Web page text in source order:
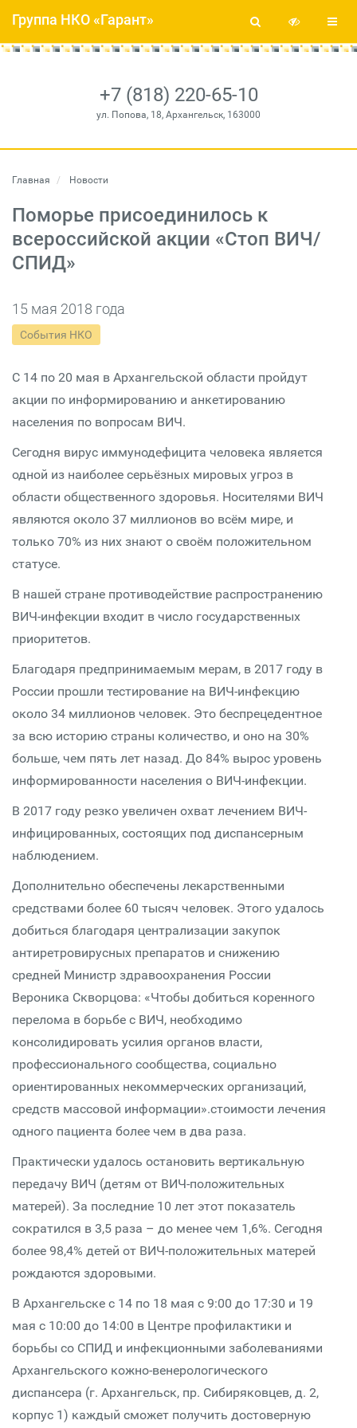
+7 (818) 220-65-10
ул. Попова, 18, Архангельск, 163000
Группа НКО «Гарант»
Главная Новости
Поморье присоединилось к
всероссийской акции «Стоп ВИЧ/
СПИД»
15 мая 2018 года
События НКО
С 14 по 20 мая в Архангельской области пройдут
акции по информированию и анкетированию
населения по вопросам ВИЧ.
Сегодня вирус иммунодефицита человека является
одной из наиболее серьёзных мировых угроз в
области общественного здоровья. Носителями ВИЧ
являются около 37 миллионов во всём мире, и
только 70% из них знают о своём положительном
статусе.
В нашей стране противодействие распространению
ВИЧ-инфекции входит в число государственных
приоритетов.
Благодаря предпринимаемым мерам, в 2017 году в
России прошли тестирование на ВИЧ-инфекцию
около 34 миллионов человек. Это беспрецедентное
за всю историю страны количество, и оно на 30%
больше, чем пять лет назад. До 84% вырос уровень
информированности населения о ВИЧ-инфекции.
В 2017 году резко увеличен охват лечением ВИЧ-
инфицированных, состоящих под диспансерным
наблюдением.
Дополнительно обеспечены лекарственными
средствами более 60 тысяч человек. Этого удалось
добиться благодаря централизации закупок
антиретровирусных препаратов и снижению
средней Министр здравоохранения России
Вероника Скворцова: «Чтобы добиться коренного
перелома в борьбе с ВИЧ, необходимо
консолидировать усилия органов власти,
профессионального сообщества, социально
ориентированных некоммерческих организаций,
средств массовой информации».стоимости лечения
одного пациента более чем в два раза.
Практически удалось остановить вертикальную
передачу ВИЧ (детям от ВИЧ-положительных
матерей). За последние 10 лет этот показатель
сократился в 3,5 раза – до менее чем 1,6%. Сегодня
более 98,4% детей от ВИЧ-положительных матерей
рождаются здоровыми.
В Архангельске с 14 по 18 мая с 9:00 до 17:30 и 19
мая с 10:00 до 14:00 в Центре профилактики и
борьбы со СПИД и инфекционными заболеваниями
Архангельского кожно-венерологического
диспансера (г. Архангельск, пр. Сибиряковцев, д. 2,
корпус 1) каждый сможет получить достоверную